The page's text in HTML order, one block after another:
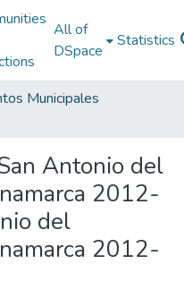
All of
DSpace
Statistics
Municipales
Antonio del
2012-
del
2012-